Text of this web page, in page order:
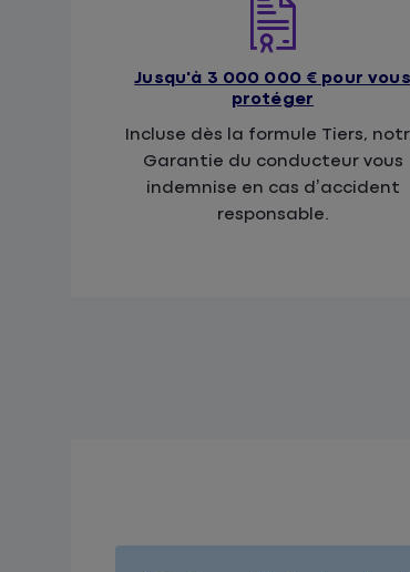
Jusqu'à 3 000 000 € pour vous
protéger
Incluse dès la formule Tiers,
Garantie du conducteur vous
indemnise en cas d’accident
responsable.